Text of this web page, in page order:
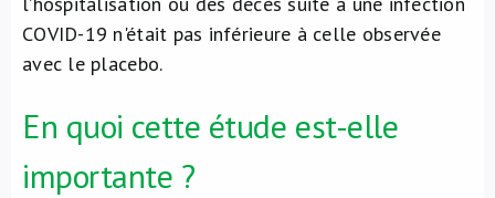
COVID-19 n'était pas inférieure à celle observée
avec le placebo.
En quoi cette étude est-elle
importante ?